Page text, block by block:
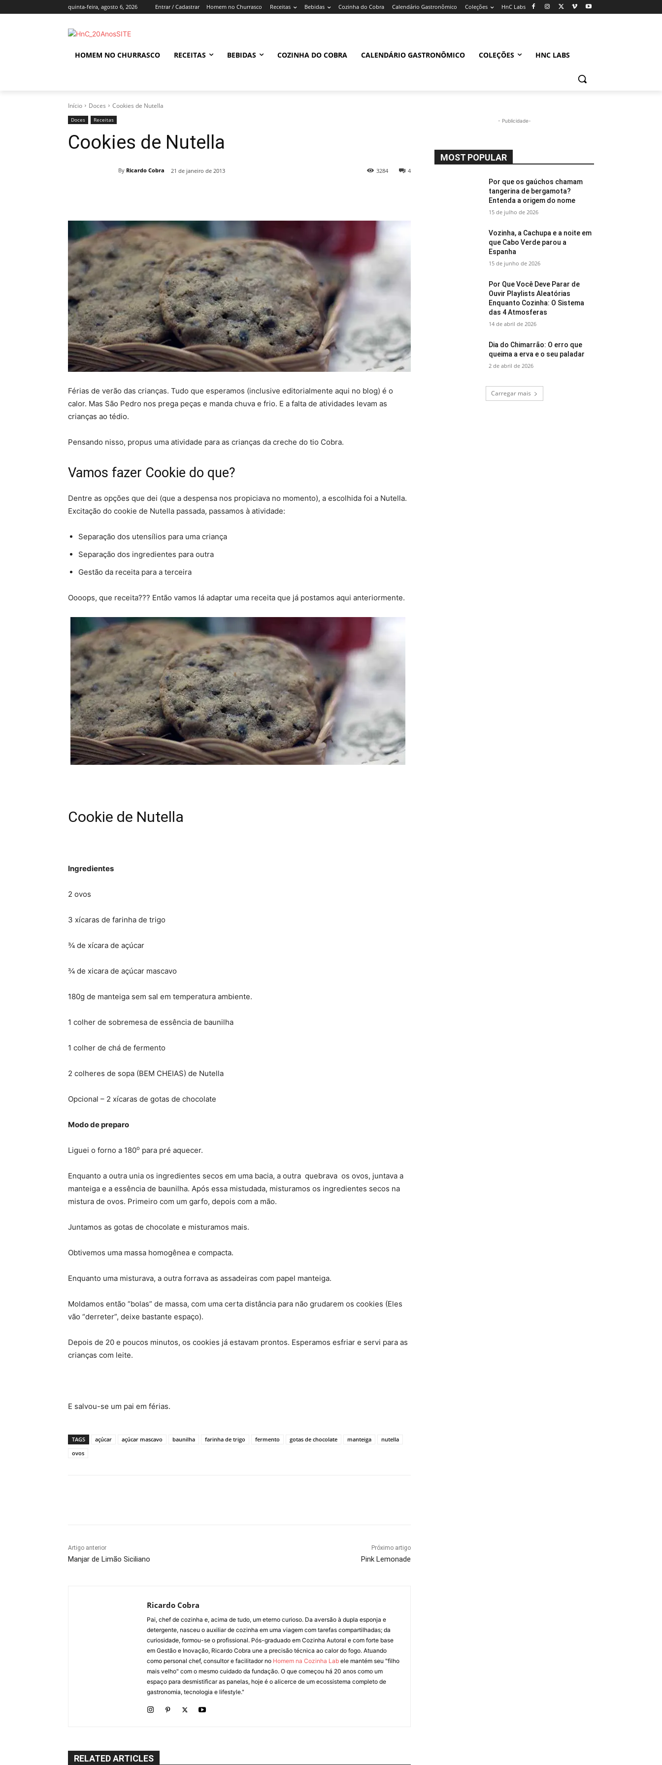
quinta-feira, agosto 6, 2026 Entrar / Cadastrar Homem no Churrasco Receitas Bebidas Cozinha do Cobra Calendário Gastronômico Coleções HnC Labs
HOMEM NO CHURRASCO RECEITAS BEBIDAS COZINHA DO COBRA CALENDÁRIO GASTRONÔMICO COLEÇÕES HNC LABS
Início Doces Cookies de Nutella
Doces Receitas
Cookies de Nutella
By Ricardo Cobra 21 de janeiro de 2013 4
3284
Férias de verão das crianças. Tudo que esperamos (inclusive editorialmente aqui no blog) é o
calor. Mas São Pedro nos prega peças e manda chuva e frio. E a falta de atividades levam as
crianças ao tédio.
Pensando nisso, propus uma atividade para as crianças da creche do tio Cobra.
Vamos fazer Cookie do que?
Dentre as opções que dei (que a despensa nos propiciava no momento), a escolhida foi a Nutella.
Excitação do cookie de Nutella passada, passamos à atividade:
Separação dos utensílios para uma criança
Separação dos ingredientes para outra
Gestão da receita para a terceira
Oooops, que receita??? Então vamos lá adaptar uma receita que já postamos aqui anteriormente.
Cookie de Nutella
Ingredientes
2 ovos
3 xícaras de farinha de trigo
¾ de xícara de açúcar
¾ de xicara de açúcar mascavo
180g de manteiga sem sal em temperatura ambiente.
1 colher de sobremesa de essência de baunilha
1 colher de chá de fermento
2 colheres de sopa (BEM CHEIAS) de Nutella
Opcional – 2 xícaras de gotas de chocolate
Modo de preparo
Liguei o forno a 180o para pré aquecer.
Enquanto a outra unia os ingredientes secos em uma bacia, a outra quebrava os ovos, juntava a
manteiga e a essência de baunilha. Após essa mistudada, misturamos os ingredientes secos na
mistura de ovos. Primeiro com um garfo, depois com a mão.
Juntamos as gotas de chocolate e misturamos mais.
Obtivemos uma massa homogênea e compacta.
Enquanto uma misturava, a outra forrava as assadeiras com papel manteiga.
Moldamos então “bolas” de massa, com uma certa distância para não grudarem os cookies (Eles
vão “derreter”, deixe bastante espaço).
Depois de 20 e poucos minutos, os cookies já estavam prontos. Esperamos esfriar e servi para as
crianças com leite.
E salvou-se um pai em férias.
TAGS açúcar açúcar mascavo baunilha farinha de trigo fermento gotas de chocolate manteiga
nutella
ovos
Artigo anterior
Manjar de Limão Siciliano
Próximo artigo
Pink Lemonade
Ricardo Cobra
Pai, chef de cozinha e, acima de tudo, um eterno curioso. Da aversão à dupla esponja e
detergente, nasceu o auxiliar de cozinha em uma viagem com tarefas compartilhadas; da
curiosidade, formou-se o profissional. Pós-graduado em Cozinha Autoral e com forte base
em Gestão e Inovação, Ricardo Cobra une a precisão técnica ao calor do fogo. Atuando
como personal chef, consultor e facilitador no Homem na Cozinha Lab ele mantém seu "filho
mais velho" com o mesmo cuidado da fundação. O que começou há 20 anos como um
espaço para desmistificar as panelas, hoje é o alicerce de um ecossistema completo de
gastronomia, tecnologia e lifestyle."
RELATED ARTICLES
- Publicidade-
MOST POPULAR
Por que os gaúchos chamam
tangerina de bergamota?
Entenda a origem do nome
15 de julho de 2026
Vozinha, a Cachupa e a noite em
que Cabo Verde parou a
Espanha
15 de junho de 2026
Por Que Você Deve Parar de
Ouvir Playlists Aleatórias
Enquanto Cozinha: O Sistema
das 4 Atmosferas
14 de abril de 2026
Dia do Chimarrão: O erro que
queima a erva e o seu paladar
2 de abril de 2026
Carregar mais